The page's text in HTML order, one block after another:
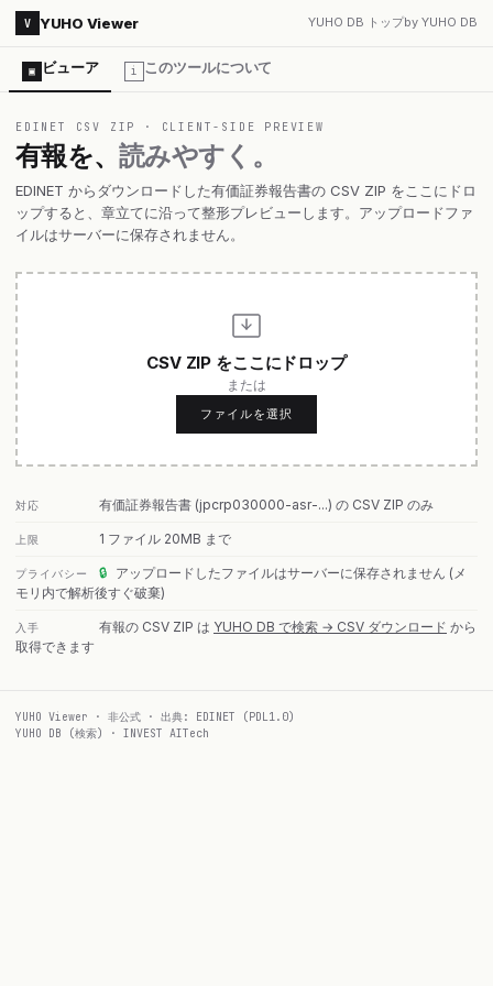
V YUHO Viewer YUHO DB トップby YUHO DB
▣ ビューア i このツールについて
EDINET CSV ZIP · CLIENT-SIDE PREVIEW
有報を、読みやすく。
EDINET からダウンロードした有価証券報告書の CSV ZIP をここにドロ
ップすると、章立てに沿って整形プレビューします。アップロードファ
イルはサーバーに保存されません。
CSV ZIP をここにドロップ
または
ファイルを選択
対応 有価証券報告書 (jpcrp030000-asr-...) の CSV ZIP のみ
上限 1 ファイル 20MB まで
プライバシー 🔒 アップロードしたファイルはサーバーに保存されません (メ
モリ内で解析後すぐ破棄)
入手 有報の CSV ZIP は YUHO DB で検索 → CSV ダウンロード から
取得できます
YUHO Viewer · 非公式 · 出典: EDINET (PDL1.0)
YUHO DB (検索)
· INVEST AITech